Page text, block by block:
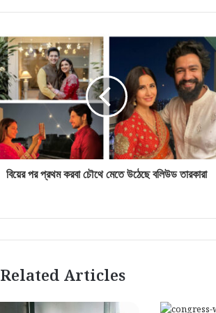
বিয়ের পর প্রথম করবা চৌথে মেতে উঠেছে বলিউড তারকারা
Related Articles